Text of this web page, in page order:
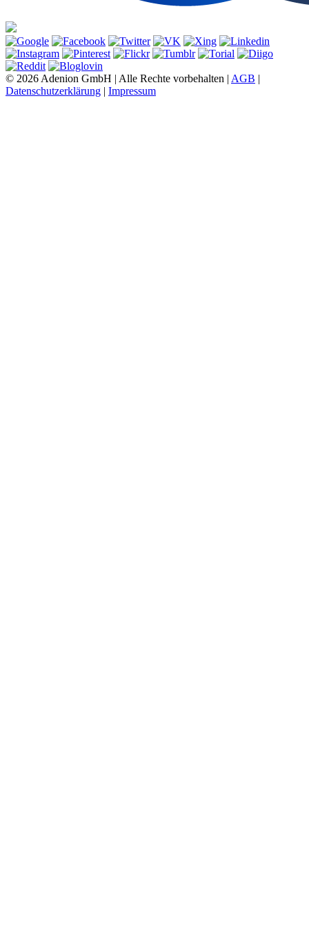
© 2026 Adenion GmbH | Alle Rechte vorbehalten | AGB |
Datenschutzerklärung | Impressum